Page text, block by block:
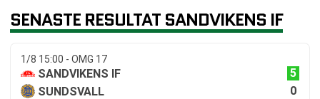
SENASTE RESULTAT SANDVIKENS IF
1/8 15:00 - OMG 17
SANDVIKENS IF
5
SUNDSVALL
0